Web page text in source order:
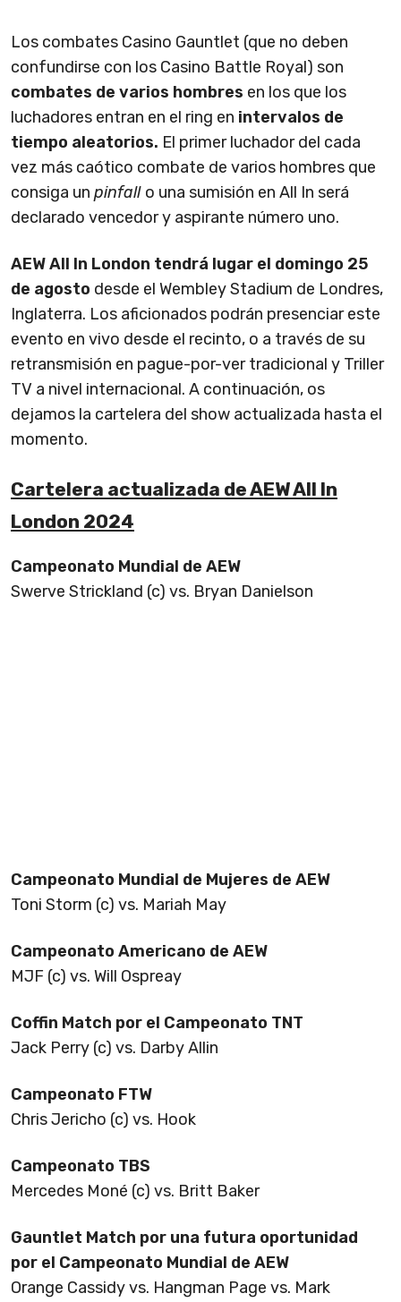
Los combates Casino Gauntlet (que no deben
confundirse con los Casino Battle Royal) son
combates de varios hombres en los que los
luchadores entran en el ring en intervalos de
tiempo aleatorios. El primer luchador del cada
vez más caótico combate de varios hombres que
consiga un pinfall o una sumisión en All In será
declarado vencedor y aspirante número uno.
AEW All In London tendrá lugar el domingo 25
de agosto desde el Wembley Stadium de Londres,
Inglaterra. Los aficionados podrán presenciar este
evento en vivo desde el recinto, o a través de su
retransmisión en pague-por-ver tradicional y Triller
TV a nivel internacional. A continuación, os
dejamos la cartelera del show actualizada hasta el
momento.
Cartelera actualizada de AEW All In
London 2024
Campeonato Mundial de AEW
Swerve Strickland (c) vs. Bryan Danielson
Campeonato Mundial de Mujeres de AEW
Toni Storm (c) vs. Mariah May
Campeonato Americano de AEW
MJF (c) vs. Will Ospreay
Coffin Match por el Campeonato TNT
Jack Perry (c) vs. Darby Allin
Campeonato FTW
Chris Jericho (c) vs. Hook
Campeonato TBS
Mercedes Moné (c) vs. Britt Baker
Gauntlet Match por una futura oportunidad
por el Campeonato Mundial de AEW
Orange Cassidy vs. Hangman Page vs. Mark